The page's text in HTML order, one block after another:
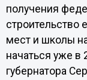
получения
строительство
мест и школы
начаться уже в
губернатора